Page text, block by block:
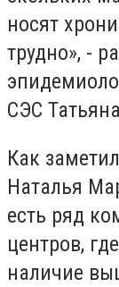
носят
трудно», -
СЭС
Как
Наталья
есть ряд
центров,
наличие